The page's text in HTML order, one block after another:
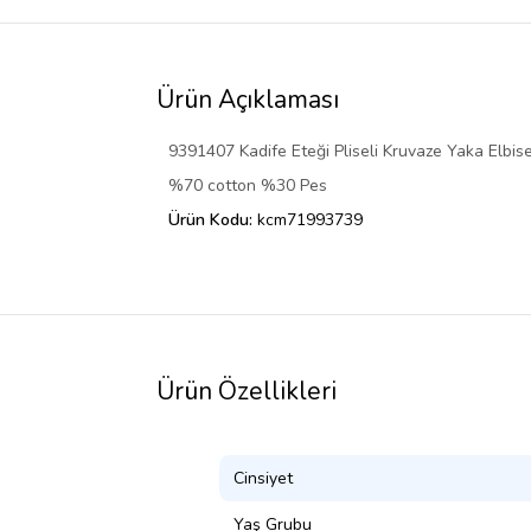
Ürün Açıklaması
9391407 Kadife Eteği Pliseli Kruvaze Yaka
%70 cotton %30 Pes
Ürün Kodu: kcm71993739
Ürün Özellikleri
Cinsiyet
Yaş Grubu